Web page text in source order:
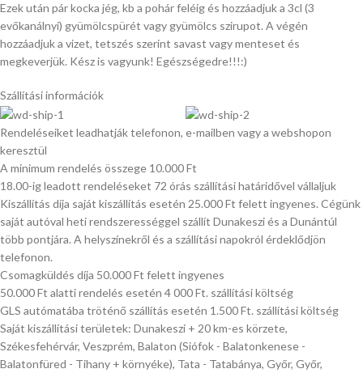
Ezek után pár kocka jég, kb a pohár feléig és hozzáadjuk a 3cl (3
evőkanálnyi) gyümölcspürét vagy gyümölcs szirupot. A végén
hozzáadjuk a vizet, tetszés szerint savast vagy menteset és
megkeverjük. Kész is vagyunk! Egészségedre!!!:)
Szállítási információk
Rendeléseiket leadhatják telefonon, e-mailben vagy a webshopon
keresztül
A minimum rendelés összege 10.000 Ft
18.00-ig leadott rendeléseket 72 órás szállítási határidővel vállaljuk
Kiszállítás díja saját kiszállítás esetén 25.000 Ft felett ingyenes. Cégünk
saját autóval heti rendszerességgel szállít Dunakeszi és a Dunántúl
több pontjára. A helyszínekről és a szállítási napokról érdeklődjön
telefonon.
Csomagküldés díja 50.000 Ft felett ingyenes
50.000 Ft alatti rendelés esetén 4 000 Ft. szállítási költség
GLS autómatába tröténő szállítás esetén 1.500 Ft. szállítási költség
Saját kiszállítási területek: Dunakeszi + 20 km-es körzete,
Székesfehérvár, Veszprém, Balaton (Siófok - Balatonkenese -
Balatonfüred - Tihany + környéke), Tata - Tatabánya, Győr, Győr,